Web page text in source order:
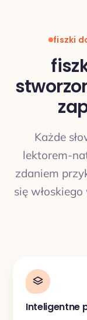
fiszki
Każde
lektorem-
zdaniem
się
Inteligentne